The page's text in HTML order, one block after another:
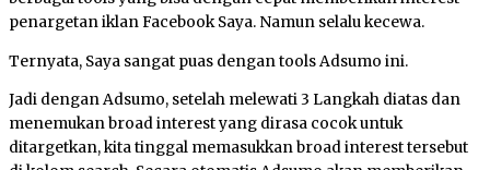
penargetan iklan Facebook Saya. Namun selalu kecewa.
Ternyata, Saya sangat puas dengan tools Adsumo ini.
Jadi dengan Adsumo, setelah melewati 3 Langkah diatas dan
menemukan broad interest yang dirasa cocok untuk
ditargetkan, kita tinggal memasukkan broad interest tersebut